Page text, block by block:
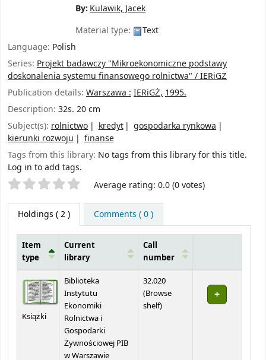
By: Kulawik, Jacek
Material type:
Text
Language: Polish
Series: Projekt badawczy "Mikroekonomiczne podstawy
doskonalenia systemu finansowego rolnictwa" / IERiGŻ
Publication details: Warszawa :IERiGŻ,1995.
Description: 32s. 20 cm
Subject(s): rolnictwo kredyt
gospodarka rynkowa
kierunki rozwoju
finanse
Tags from this library: No tags from this library for this title.
Log in to add tags.
Star ratings Average rating: 0.0 (0 votes)
Holdings ( 2 ) Comments ( 0 )
Item
type
Current
library
Call
number
Książki
Biblioteka
Instytutu
Ekonomiki
Rolnictwa i
Gospodarki
Żywnościowej PIB
w Warszawie
32.020
(Browse
shelf(Opens below)
)